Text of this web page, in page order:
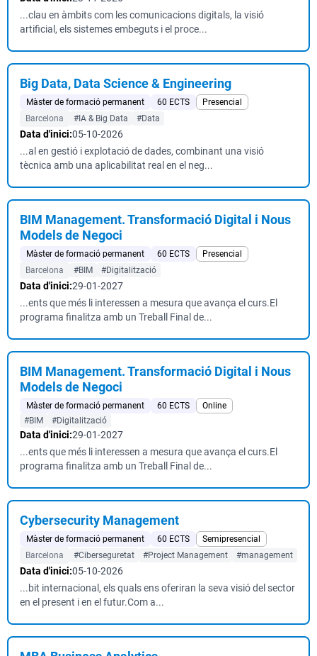
...clau en àmbits com les comunicacions digitals, la visió
artificial, els sistemes embeguts i el proce...
Big Data, Data Science & Engineering
Màster de formació permanent 60 ECTS
Presencial
Barcelona
#IA & Big Data #Data
Data d'inici:05-10-2026
...al en gestió i explotació de dades, combinant una visió
tècnica amb una aplicabilitat real en el neg...
BIM Management. Transformació Digital i Nous
Models de Negoci
Màster de formació permanent 60 ECTS
Presencial
Barcelona
#BIM #Digitalització
Data d'inici:29-01-2027
...ents que més li interessen a mesura que avança el curs.El
programa finalitza amb un Treball Final de...
BIM Management. Transformació Digital i Nous
Models de Negoci
Màster de formació permanent 60 ECTS
Online
#BIM
#Digitalització
Data d'inici:29-01-2027
...ents que més li interessen a mesura que avança el curs.El
programa finalitza amb un Treball Final de...
Cybersecurity Management
Màster de formació permanent 60 ECTS
Semipresencial
Barcelona
#Ciberseguretat #Project Management #management
Data d'inici:05-10-2026
...bit internacional, els quals ens oferiran la seva visió del sector
en el present i en el futur.Com a...